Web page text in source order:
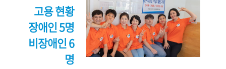
고용 현황
장애인 5명
비장애인 6
명